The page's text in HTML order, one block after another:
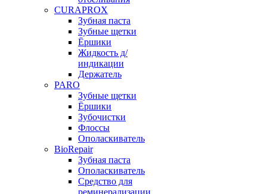
CURAPROX
Зубная паста
Зубные щетки
Ёршики
Жидкость д/
индикации
Держатель
PARO
Зубные щетки
Ёршики
Зубочистки
Флоссы
Ополаскиватель
BioRepair
Зубная паста
Ополаскиватель
Средство для
реминерализации